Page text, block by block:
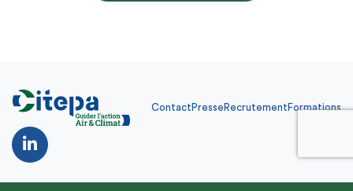
Contact Presse Recrutement Formations